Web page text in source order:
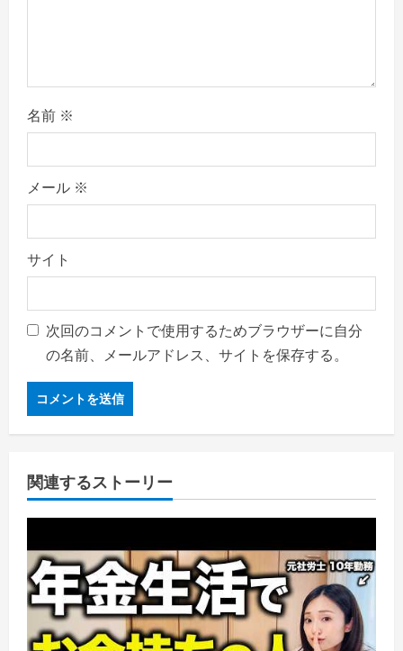
名前 ※
メール ※
サイト
次回のコメントで使用するためブラウザーに自分
の名前、メールアドレス、サイトを保存する。
関連するストーリー